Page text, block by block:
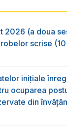
2026 (a doua
scrise (10
inițiale
ocuparea
din